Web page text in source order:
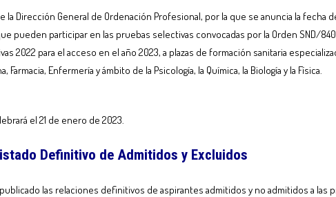
Dirección General de Ordenación Profesional, por la que se anuncia la fecha
pueden participar en las pruebas selectivas convocadas por la Orden SND/
2022 para el acceso en el año 2023, a plazas de formación sanitaria
Enfermería y ámbito de la Psicología, la Química, la Biología y la Física.
el 21 de enero de 2023.
Definitivo de Admitidos y Excluidos
las relaciones definitivos de aspirantes admitidos y no admitidos a las